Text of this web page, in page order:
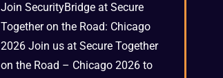
Join SecurityBridge at Secure
Together on the Road: Chicago
2026 Join us at Secure Together
on the Road – Chicago 2026 to